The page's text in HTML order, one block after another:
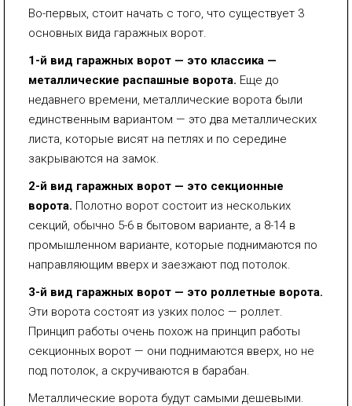
Во-первых, стоит начать с того, что существует 3
основных вида гаражных ворот.
1-й вид гаражных ворот — это классика —
металлические распашные ворота. Еще до
недавнего времени, металлические ворота были
единственным вариантом — это два металлических
листа, которые висят на петлях и по середине
закрываются на замок.
2-й вид гаражных ворот — это секционные
ворота. Полотно ворот состоит из нескольких
секций, обычно 5-6 в бытовом варианте, а 8-14 в
промышленном варианте, которые поднимаются по
направляющим вверх и заезжают под потолок.
3-й вид гаражных ворот — это роллетные ворота.
Эти ворота состоят из узких полос — роллет.
Принцип работы очень похож на принцип работы
секционных ворот — они поднимаются вверх, но не
под потолок, а скручиваются в барабан.
Металлические ворота будут самыми дешевыми.